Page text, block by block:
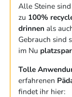
Alle Steine sind
zu 100%
drinnen als
Gebrauch sind
im Nu
Tolle
erfahrenen
findet ihr hier: